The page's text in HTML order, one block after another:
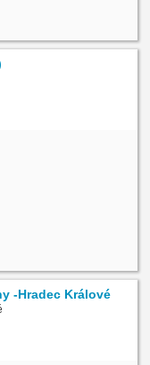
-Hradec Králové